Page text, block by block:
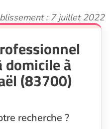
: 7 juillet 2022
domicile à
(83700)
recherche ?